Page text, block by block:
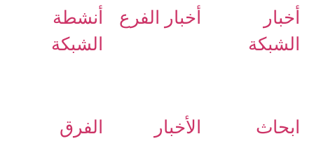
أخبار
الشبكة
أخبار الفرع
أنشطة
الشبكة
ابحاث الأخبار الفرق